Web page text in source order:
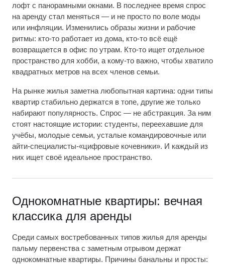
лофт с панорамными окнами. В последнее время спрос
на аренду стал меняться — и не просто по воле моды
или инфляции. Изменились образы жизни и рабочие
ритмы: кто-то работает из дома, кто-то всё ещё
возвращается в офис по утрам. Кто-то ищет отдельное
пространство для хобби, а кому-то важно, чтобы хватило
квадратных метров на всех членов семьи.
На рынке жилья заметна любопытная картина: одни типы
квартир стабильно держатся в топе, другие же только
набирают популярность. Спрос — не абстракция. За ним
стоят настоящие истории: студенты, переехавшие для
учёбы, молодые семьи, усталые командировочные или
айти-специалисты-«цифровые кочевники». И каждый из
них ищет своё идеальное пространство.
Однокомнатные квартиры: вечная
классика для аренды
Среди самых востребованных типов жилья для аренды
пальму первенства с заметным отрывом держат
однокомнатные квартиры. Причины банальны и просты: